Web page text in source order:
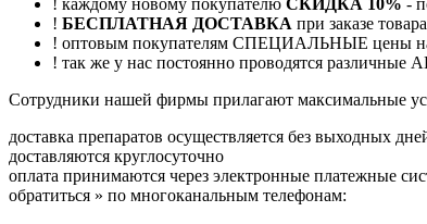
! БЕСПЛАТНАЯ ДОСТАВКА при заказе
! оптовым покупателям СПЕЦИАЛЬНЫЕ цены на
! так же у нас постоянно проводятся
Cотрудники нашей фирмы прилагают максимальные
доставка препаратов осуществляется без выходных
доставляются круглосуточно
оплата принимаются через электронные платежные
обратиться » по многоканальным телефонам: